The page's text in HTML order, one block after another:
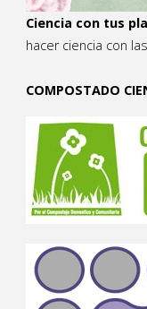
Ciencia con tus
hacer ciencia con
COMPOSTADO